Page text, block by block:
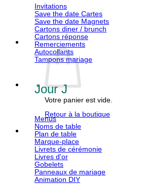
Votre panier est vide.
Retour à la boutique
Invitations
Save the date Cartes
Save the date Magnets
Cartons diner / brunch
Cartons réponse
Remerciements
Autocollants
Tampons mariage
Jour J
Menus
Noms de table
Plan de table
Marque-place
Livrets de cérémonie
Livres d'or
Gobelets
Panneaux de mariage
Animation DIY